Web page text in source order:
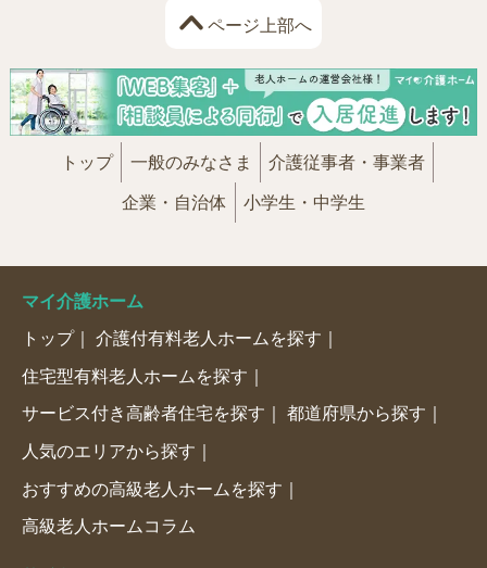
ページ上部へ
トップ 一般のみなさま 介護従事者・事業者
企業・自治体 小学生・中学生
マイ介護ホーム
トップ 介護付有料老人ホームを探す
住宅型有料老人ホームを探す
サービス付き高齢者住宅を探す 都道府県から探す
人気のエリアから探す
おすすめの高級老人ホームを探す
高級老人ホームコラム